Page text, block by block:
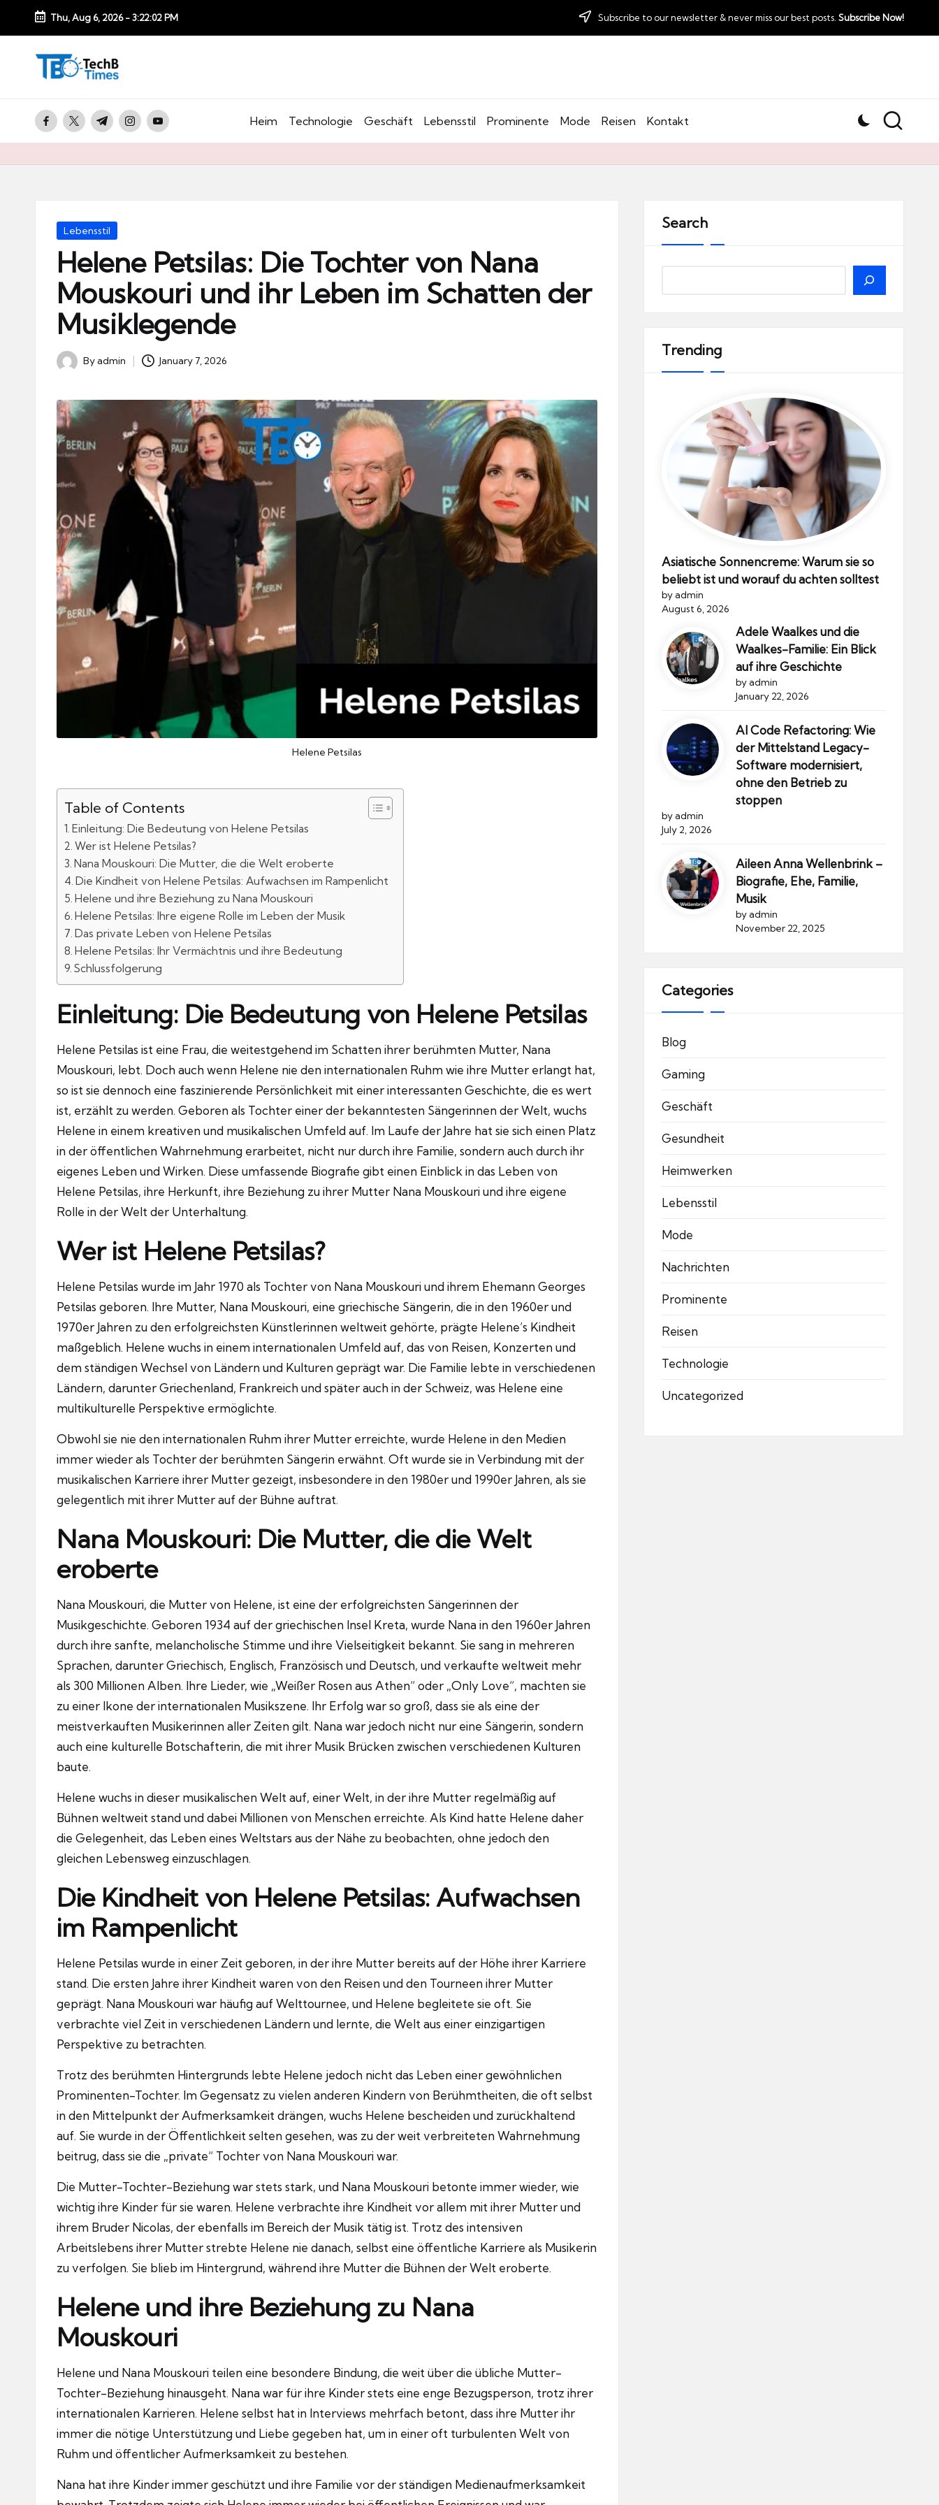
Skip
content
Thu, Aug 6, 2026-3:22:03 PM Subscribe to our newsletter & never miss our best posts. Subscribe Now!
T
e
c
h
facebook.com
twitter.com
t.me instagram.com
youtube.com Heim Technologie Geschäft Lebensstil Prominente Mode Reisen Kontakt
Posted
Lebensstil
Helene Petsilas: Die Tochter von Nana
Mouskouri und ihr Leben im Schatten der
Musiklegende
Posted
Byadmin January 7, 2026
Helene Petsilas
Table of Contents
Einleitung: Die Bedeutung von Helene Petsilas
Wer ist Helene Petsilas?
Nana Mouskouri: Die Mutter, die die Welt eroberte
Die Kindheit von Helene Petsilas: Aufwachsen im Rampenlicht
Helene und ihre Beziehung zu Nana Mouskouri
Helene Petsilas: Ihre eigene Rolle im Leben der Musik
Das private Leben von Helene Petsilas
Helene Petsilas: Ihr Vermächtnis und ihre Bedeutung
Schlussfolgerung
Einleitung: Die Bedeutung von Helene Petsilas
Helene Petsilas ist eine Frau, die weitestgehend im Schatten ihrer berühmten Mutter, Nana
Mouskouri, lebt. Doch auch wenn Helene nie den internationalen Ruhm wie ihre Mutter erlangt hat,
so ist sie dennoch eine faszinierende Persönlichkeit mit einer interessanten Geschichte, die es wert
ist, erzählt zu werden. Geboren als Tochter einer der bekanntesten Sängerinnen der Welt, wuchs
Helene in einem kreativen und musikalischen Umfeld auf. Im Laufe der Jahre hat sie sich einen Platz
in der öffentlichen Wahrnehmung erarbeitet, nicht nur durch ihre Familie, sondern auch durch ihr
eigenes Leben und Wirken. Diese umfassende Biografie gibt einen Einblick in das Leben von
Helene Petsilas, ihre Herkunft, ihre Beziehung zu ihrer Mutter Nana Mouskouri und ihre eigene
Rolle in der Welt der Unterhaltung.
Wer ist Helene Petsilas?
Helene Petsilas wurde im Jahr 1970 als Tochter von Nana Mouskouri und ihrem Ehemann Georges
Petsilas geboren. Ihre Mutter, Nana Mouskouri, eine griechische Sängerin, die in den 1960er und
1970er Jahren zu den erfolgreichsten Künstlerinnen weltweit gehörte, prägte Helene’s Kindheit
maßgeblich. Helene wuchs in einem internationalen Umfeld auf, das von Reisen, Konzerten und
dem ständigen Wechsel von Ländern und Kulturen geprägt war. Die Familie lebte in verschiedenen
Ländern, darunter Griechenland, Frankreich und später auch in der Schweiz, was Helene eine
multikulturelle Perspektive ermöglichte.
Obwohl sie nie den internationalen Ruhm ihrer Mutter erreichte, wurde Helene in den Medien
immer wieder als Tochter der berühmten Sängerin erwähnt. Oft wurde sie in Verbindung mit der
musikalischen Karriere ihrer Mutter gezeigt, insbesondere in den 1980er und 1990er Jahren, als sie
gelegentlich mit ihrer Mutter auf der Bühne auftrat.
Nana Mouskouri: Die Mutter, die die Welt
eroberte
Nana Mouskouri, die Mutter von Helene, ist eine der erfolgreichsten Sängerinnen der
Musikgeschichte. Geboren 1934 auf der griechischen Insel Kreta, wurde Nana in den 1960er Jahren
durch ihre sanfte, melancholische Stimme und ihre Vielseitigkeit bekannt. Sie sang in mehreren
Sprachen, darunter Griechisch, Englisch, Französisch und Deutsch, und verkaufte weltweit mehr
als 300 Millionen Alben. Ihre Lieder, wie „Weißer Rosen aus Athen“ oder „Only Love“, machten sie
zu einer Ikone der internationalen Musikszene. Ihr Erfolg war so groß, dass sie als eine der
meistverkauften Musikerinnen aller Zeiten gilt. Nana war jedoch nicht nur eine Sängerin, sondern
auch eine kulturelle Botschafterin, die mit ihrer Musik Brücken zwischen verschiedenen Kulturen
baute.
Helene wuchs in dieser musikalischen Welt auf, einer Welt, in der ihre Mutter regelmäßig auf
Bühnen weltweit stand und dabei Millionen von Menschen erreichte. Als Kind hatte Helene daher
die Gelegenheit, das Leben eines Weltstars aus der Nähe zu beobachten, ohne jedoch den
gleichen Lebensweg einzuschlagen.
Die Kindheit von Helene Petsilas: Aufwachsen
im Rampenlicht
Helene Petsilas wurde in einer Zeit geboren, in der ihre Mutter bereits auf der Höhe ihrer Karriere
stand. Die ersten Jahre ihrer Kindheit waren von den Reisen und den Tourneen ihrer Mutter
geprägt. Nana Mouskouri war häufig auf Welttournee, und Helene begleitete sie oft. Sie
verbrachte viel Zeit in verschiedenen Ländern und lernte, die Welt aus einer einzigartigen
Perspektive zu betrachten.
Trotz des berühmten Hintergrunds lebte Helene jedoch nicht das Leben einer gewöhnlichen
Prominenten-Tochter. Im Gegensatz zu vielen anderen Kindern von Berühmtheiten, die oft selbst
in den Mittelpunkt der Aufmerksamkeit drängen, wuchs Helene bescheiden und zurückhaltend
auf. Sie wurde in der Öffentlichkeit selten gesehen, was zu der weit verbreiteten Wahrnehmung
beitrug, dass sie die „private“ Tochter von Nana Mouskouri war.
Die Mutter-Tochter-Beziehung war stets stark, und Nana Mouskouri betonte immer wieder, wie
wichtig ihre Kinder für sie waren. Helene verbrachte ihre Kindheit vor allem mit ihrer Mutter und
ihrem Bruder Nicolas, der ebenfalls im Bereich der Musik tätig ist. Trotz des intensiven
Arbeitslebens ihrer Mutter strebte Helene nie danach, selbst eine öffentliche Karriere als Musikerin
zu verfolgen. Sie blieb im Hintergrund, während ihre Mutter die Bühnen der Welt eroberte.
Helene und ihre Beziehung zu Nana
Mouskouri
Helene und Nana Mouskouri teilen eine besondere Bindung, die weit über die übliche Mutter-
Tochter-Beziehung hinausgeht. Nana war für ihre Kinder stets eine enge Bezugsperson, trotz ihrer
internationalen Karrieren. Helene selbst hat in Interviews mehrfach betont, dass ihre Mutter ihr
immer die nötige Unterstützung und Liebe gegeben hat, um in einer oft turbulenten Welt von
Ruhm und öffentlicher Aufmerksamkeit zu bestehen.
Nana hat ihre Kinder immer geschützt und ihre Familie vor der ständigen Medienaufmerksamkeit
Search
Trending
Asiatische Sonnencreme: Warum sie so
beliebt ist und worauf du achten solltest
by admin
August 6, 2026
Adele Waalkes und die
Waalkes-Familie: Ein Blick
auf ihre Geschichte
by admin
January 22, 2026
AI Code Refactoring: Wie
der Mittelstand Legacy-
Software modernisiert,
ohne den Betrieb zu
stoppen
by admin
July 2, 2026
Aileen Anna Wellenbrink –
Biografie, Ehe, Familie,
Musik
by admin
November 22, 2025
Categories
Blog
Gaming
Geschäft
Gesundheit
Heimwerken
Lebensstil
Mode
Nachrichten
Prominente
Reisen
Technologie
Uncategorized